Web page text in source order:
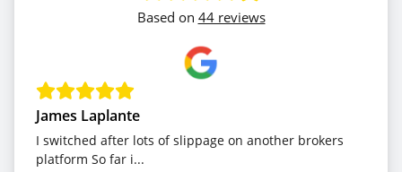
Based on 44 reviews
James Laplante
I switched after lots of slippage on another brokers
platform So far i...